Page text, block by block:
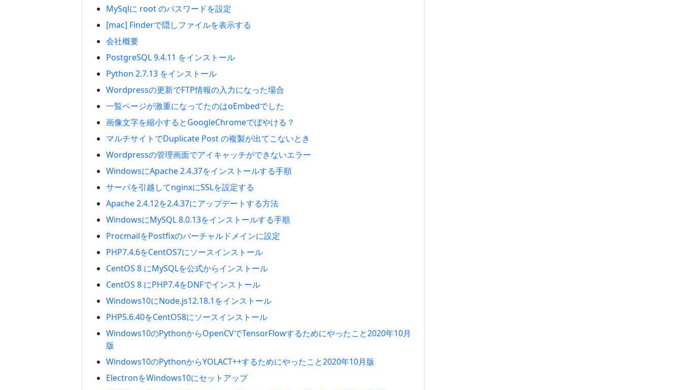
MySqlに root のパスワードを設定
[mac] Finderで隠しファイルを表示する
会社概要
PostgreSQL 9.4.11 をインストール
Python 2.7.13 をインストール
Wordpressの更新でFTP情報の入力になった場合
一覧ページが激重になってたのはoEmbedでした
画像文字を縮小するとGoogleChromeでぼやける？
マルチサイトでDuplicate Post の複製が出てこないとき
Wordpressの管理画面でアイキャッチができないエラー
WindowsにApache 2.4.37をインストールする手順
サーバを引越してnginxにSSLを設定する
Apache 2.4.12を2.4.37にアップデートする方法
WindowsにMySQL 8.0.13をインストールする手順
ProcmailをPostfixのバーチャルドメインに設定
PHP7.4.6をCentOS7にソースインストール
CentOS 8 にMySQLを公式からインストール
CentOS 8 にPHP7.4をDNFでインストール
Windows10にNode.js12.18.1をインストール
PHP5.6.40をCentOS8にソースインストール
Windows10のPythonからOpenCVでTensorFlowするためにやったこと2020年10月
版
Windows10のPythonからYOLACT++するためにやったこと2020年10月版
ElectronをWindows10にセットアップ